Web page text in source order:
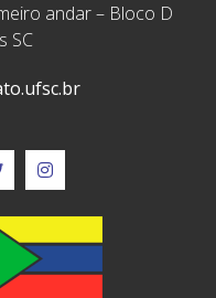
andar – Bloco D
SC